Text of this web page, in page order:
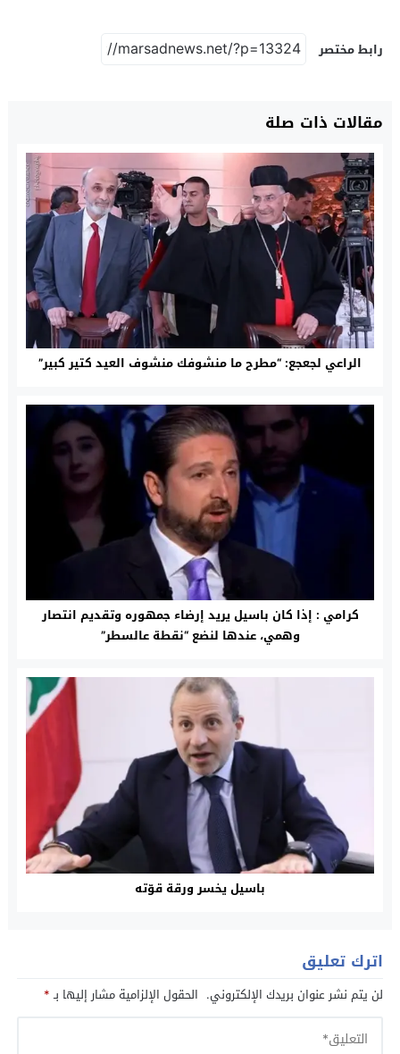
رابط مختصر
مقالات ذات صلة
الراعي لجعجع: “مطرح ما منشوفك منشوف العيد كتير كبير”
كرامي : إذا كان باسيل يريد إرضاء جمهوره وتقديم انتصار
وهمي، عندها لنضع “نقطة عالسطر”
باسيل يخسر ورقة قوّته
اترك تعليق
لن يتم نشر عنوان بريدك الإلكتروني. الحقول الإلزامية مشار إليها بـ*